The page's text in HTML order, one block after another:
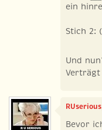
ein
Stich 2:
Und
Verträgt
RUserious
Bevor